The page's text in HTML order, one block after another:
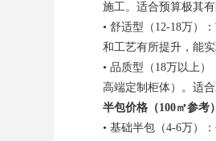
施工。适合预算极其
• 舒适型（12-18万）
和工艺有所提升，能实
• 品质型（18万以上
高端定制柜体）。适
半包价格（100㎡参考）
• 基础半包（4-6万）